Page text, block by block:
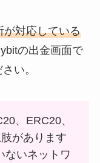
が対応している
の出金画面で
い。
、ERC20、
があります
ないネットワ